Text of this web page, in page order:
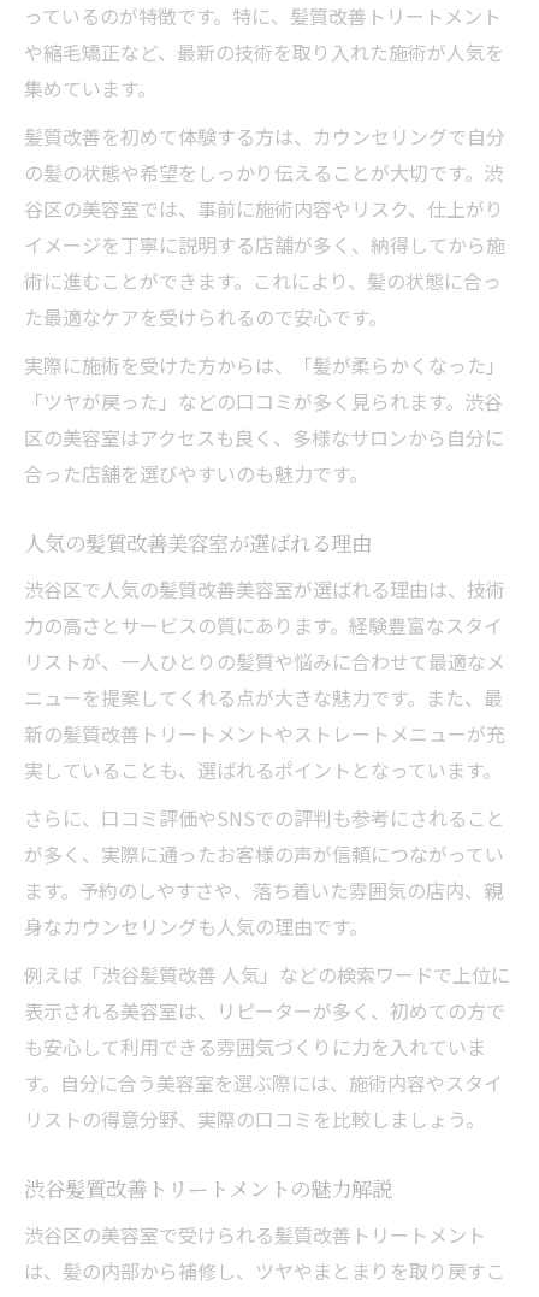
渋谷区の美容室から生まれる髪質改善トレ
ンド
美容室発の新しい髪質改善メニュー紹介
話題の美容室が提案する髪質改善法を紹介
髪質改善トリートメントの進化と美容室選
び
美しい髪への第一歩は美容室選びから
美容室選びが髪質改善の結果を左右する理
由
渋谷区の美容室で始める美髪ケアのポイン
ト
髪質改善に最適な美容室の選び方ガイド
美容室で髪質改善を始めるための事前準備
髪質改善美容室のカウンセリング活用術
っているのが特徴です。特に、髪質改善トリートメント
や縮毛矯正など、最新の技術を取り入れた施術が人気を
集めています。
髪質改善を初めて体験する方は、カウンセリングで自分
の髪の状態や希望をしっかり伝えることが大切です。渋
谷区の美容室では、事前に施術内容やリスク、仕上がり
イメージを丁寧に説明する店舗が多く、納得してから施
術に進むことができます。これにより、髪の状態に合っ
た最適なケアを受けられるので安心です。
実際に施術を受けた方からは、「髪が柔らかくなった」
「ツヤが戻った」などの口コミが多く見られます。渋谷
区の美容室はアクセスも良く、多様なサロンから自分に
合った店舗を選びやすいのも魅力です。
人気の髪質改善美容室が選ばれる理由
渋谷区で人気の髪質改善美容室が選ばれる理由は、技術
力の高さとサービスの質にあります。経験豊富なスタイ
リストが、一人ひとりの髪質や悩みに合わせて最適なメ
ニューを提案してくれる点が大きな魅力です。また、最
新の髪質改善トリートメントやストレートメニューが充
実していることも、選ばれるポイントとなっています。
さらに、口コミ評価やSNSでの評判も参考にされること
が多く、実際に通ったお客様の声が信頼につながってい
ます。予約のしやすさや、落ち着いた雰囲気の店内、親
身なカウンセリングも人気の理由です。
例えば「渋谷髪質改善 人気」などの検索ワードで上位に
表示される美容室は、リピーターが多く、初めての方で
も安心して利用できる雰囲気づくりに力を入れていま
す。自分に合う美容室を選ぶ際には、施術内容やスタイ
リストの得意分野、実際の口コミを比較しましょう。
渋谷髪質改善トリートメントの魅力解説
渋谷区の美容室で受けられる髪質改善トリートメント
は、髪の内部から補修し、ツヤやまとまりを取り戻すこ